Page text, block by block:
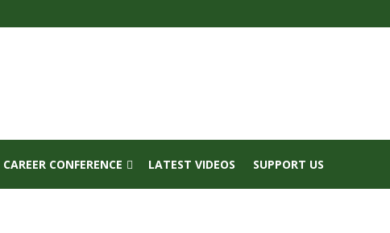
CONFERENCE LATEST VIDEOS SUPPORT US